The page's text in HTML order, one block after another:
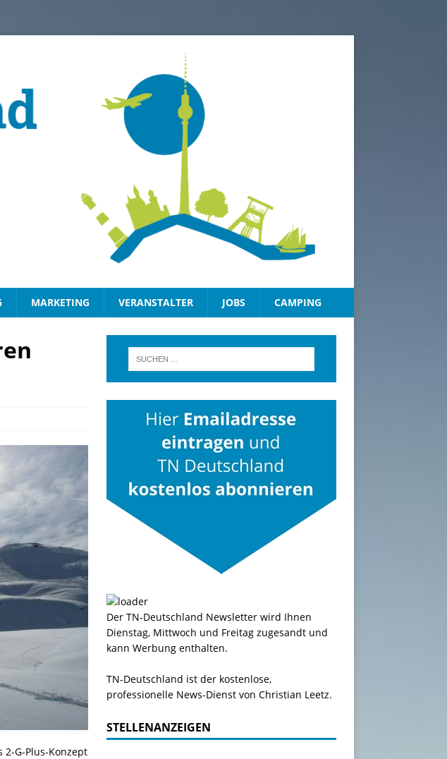
MARKETING VERANSTALTER JOBS CAMPING
G-Plus-Konzept
Der TN-Deutschland Newsletter wird Ihnen
Dienstag, Mittwoch und Freitag zugesandt und
kann Werbung enthalten.
TN-Deutschland ist der kostenlose,
professionelle News-Dienst von Christian Leetz.
STELLENANZEIGEN